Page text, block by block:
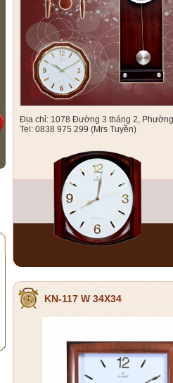
Địa chỉ: 1078 Đường 3 tháng 2, Phường
Tel: 0838 975 299 (Mrs Tuyền)
KN-117 W 34X34